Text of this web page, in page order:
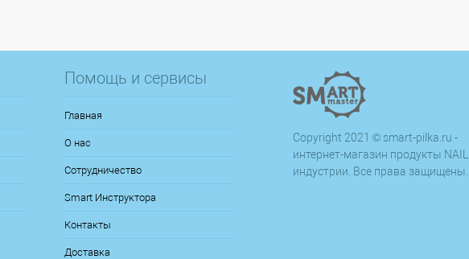
Помощь и сервисы
Главная
О нас
Сотрудничество
Smart Инструктора
Контакты
Доставка
Copyright 2021 © smart-pilka.ru -
интернет-магазин продукты NAIL
индустрии. Все права защищены.